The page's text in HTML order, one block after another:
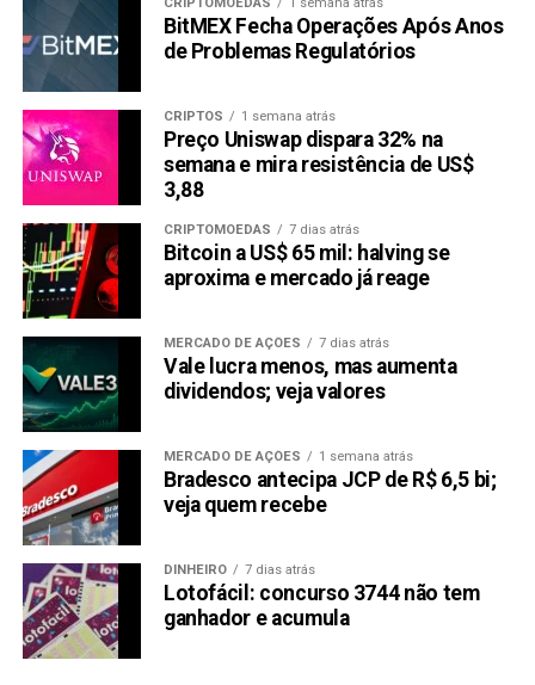
3. Tecnologia e Inovação
A tecnologia subjacente de uma criptomoeda é um fator
crítico a ser considerado. Avalie as especificações
técnicas, a escalabilidade e os recursos de segurança do
projeto. A inovação na forma de casos de uso únicos,
parcerias ou avanços tecnológicos também pode
contribuir para o sucesso a longo prazo de uma alternativa
Shiba Inu.
4. Risco e Volatilidade
As criptomoedas são conhecidas por sua volatilidade, e
investir nelas traz riscos inerentes. Considere seu apetite
ao risco e tolerância antes de investir em qualquer
carteira de investimentos e não alocar todos os seus
fundos em uma única criptomoeda.
Investindo em alternativas
Shiba Inu – Prós e Contras
Antes de mergulhar em investir em alternativas Shiba Inu,
BitMEX Fecha Operações Após Anos
de Problemas Regulatórios
CRIPTOS 1 semana atrás
Preço Uniswap dispara 32% na
semana e mira resistência de US$
3,88
CRIPTOMOEDAS 7 dias atrás
Bitcoin a US$ 65 mil: halving se
aproxima e mercado já reage
MERCADO DE AÇÕES 7 dias atrás
Vale lucra menos, mas aumenta
dividendos; veja valores
MERCADO DE AÇÕES 1 semana atrás
Bradesco antecipa JCP de R$ 6,5 bi;
veja quem recebe
DINHEIRO 7 dias atrás
Lotofácil: concurso 3744 não tem
ganhador e acumula